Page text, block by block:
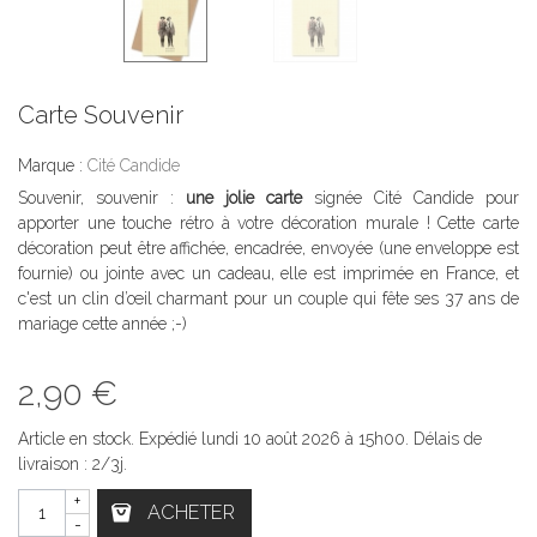
Carte Souvenir
Marque : Cité Candide
Souvenir, souvenir : une jolie cartesignée Cité Candide pour
apporter une touche rétro à votre décoration murale ! Cette carte
décoration peut être affichée, encadrée, envoyée (une enveloppe est
fournie) ou jointe avec un cadeau, elle est imprimée en France, et
c'est un clin d’œil charmant pour un couple qui fête ses 37 ans de
mariage cette année ;-)
2,90 €
Article en stock. Expédié lundi 10 août 2026 à 15h00. Délais de
livraison : 2/3j.
-
+ ACHETER